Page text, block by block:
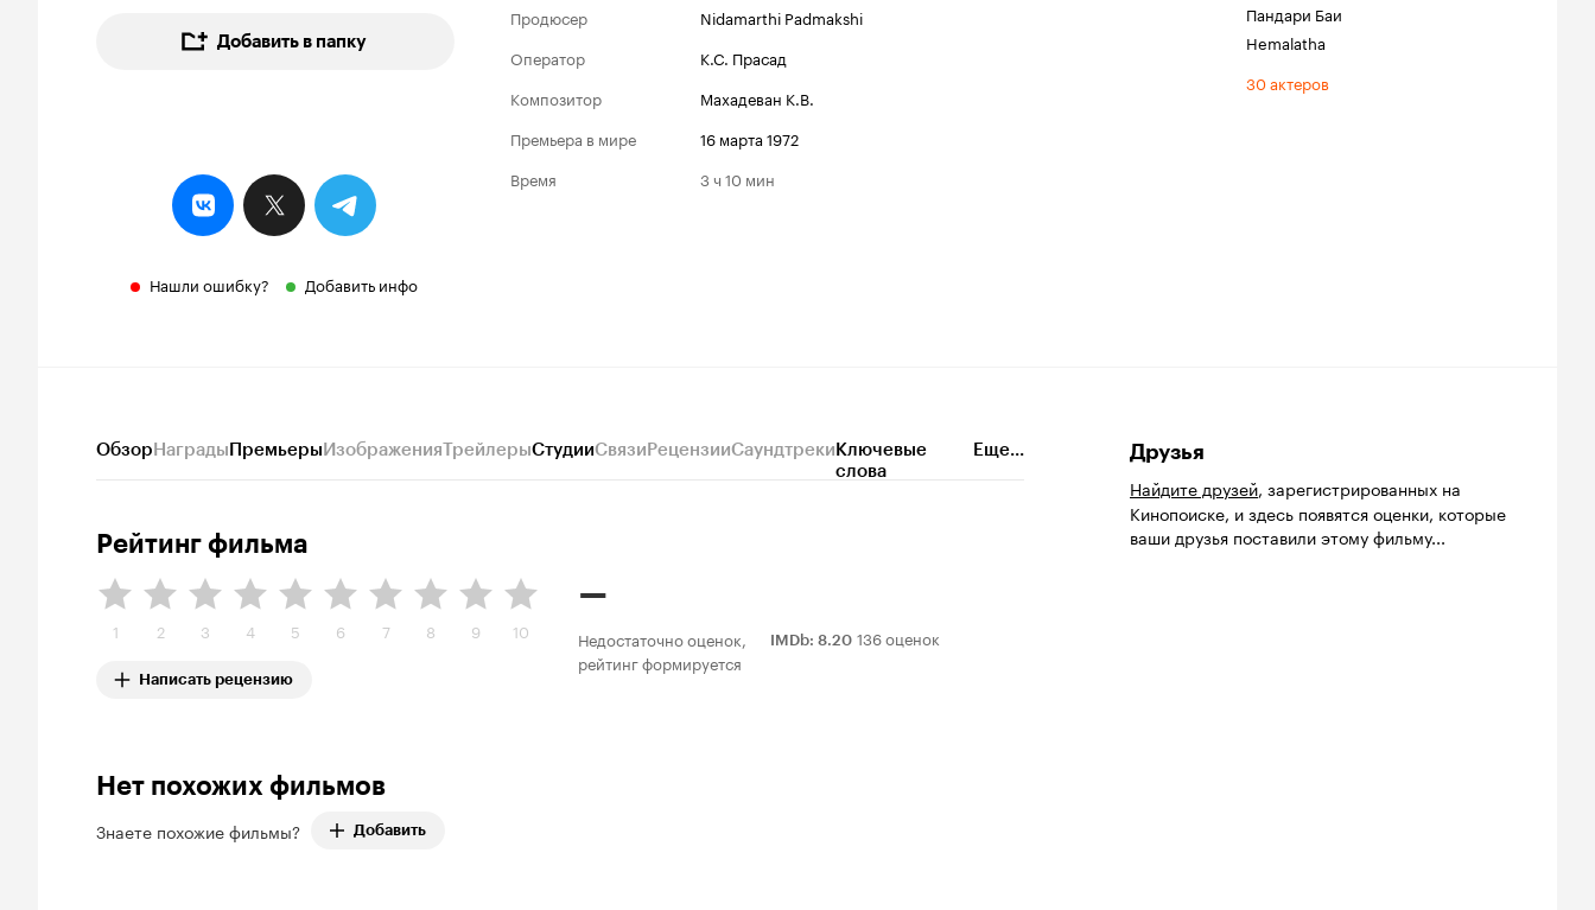
Добавить в папку
Нашли ошибку? Добавить инфо
Продюсер
Nidamarthi Padmakshi
Оператор
К.С. Прасад
Композитор
Махадеван К.В.
Премьера в мире
16 марта 1972
Время
3 ч 10 мин
Пандари Баи
Hemalatha
30 актеров
ОбзорНаградыПремьерыИзображенияТрейлерыСтудииСвязиРецензииСаундтрекиКлючевые
слова
Еще...
Рейтинг фильма
1 2 3 4 5 6 7 8 9 10
Написать рецензию
–
Недостаточно оценок,
рейтинг формируется
IMDb: 8.20 136 оценок
Нет похожих фильмов
Знаете похожие фильмы? Добавить
Друзья
Найдите друзей, зарегистрированных на
Кинопоиске, и здесь появятся оценки, которые
ваши друзья поставили этому фильму...